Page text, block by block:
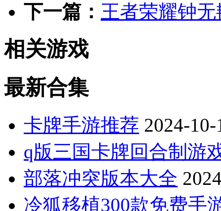
下一篇： 王者荣耀钟
相关游戏
最新合集
卡牌手游推荐 2024-10-
q版三国卡牌回合制游
部落冲突版本大全
冷狐移植300款免费手